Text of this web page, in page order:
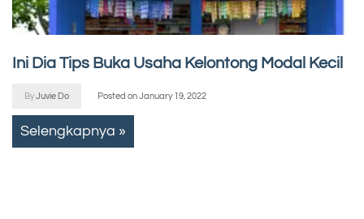
Ini Dia Tips Buka Usaha Kelontong Modal Kecil
ByJuvie Do Posted onJanuary 19, 2022
Selengkapnya »